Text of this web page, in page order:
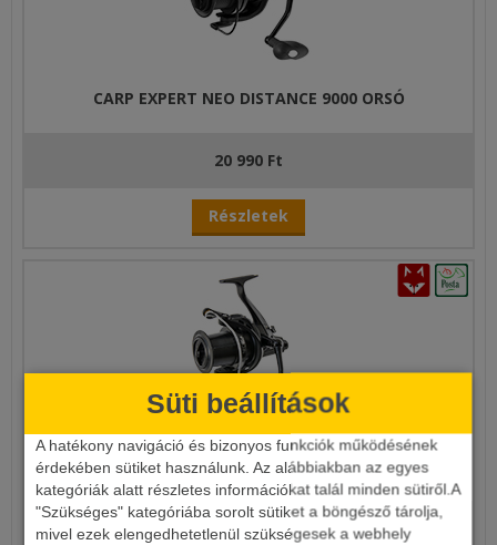
Süti beállítások
A hatékony navigáció és bizonyos funkciók működésének
érdekében sütiket használunk. Az alábbiakban az egyes
kategóriák alatt részletes információkat talál minden sütiről.A
"Szükséges" kategóriába sorolt sütiket a böngésző tárolja,
mivel ezek elengedhetetlenül szükségesek a webhely
CARP EXPERT NEO DISTANCE 9000 ORSÓ
20 990 Ft
Részletek
Carp Expert Neo Cast 150+ orsó
15 190 Ft